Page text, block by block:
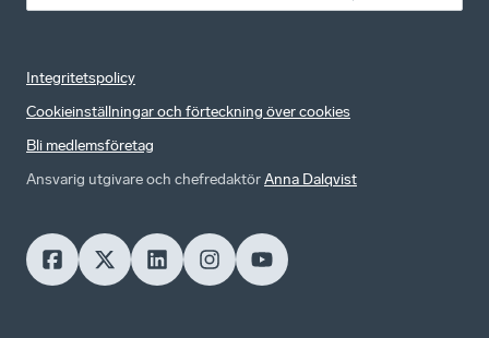
Integritetspolicy
Cookieinställningar och förteckning över cookies
Bli medlemsföretag
Ansvarig utgivare och chefredaktörAnna Dalqvist